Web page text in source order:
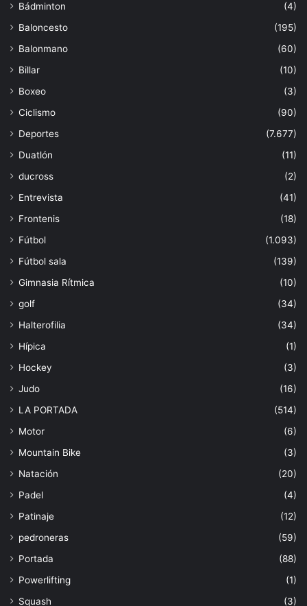
Bádminton
(4)
Baloncesto
(195)
Balonmano
(60)
Billar
(10)
Boxeo
(3)
Ciclismo
(90)
Deportes
(7.677)
Duatlón
(11)
ducross
(2)
Entrevista
(41)
Frontenis
(18)
Fútbol
(1.093)
Fútbol sala
(139)
Gimnasia Rítmica
(10)
golf
(34)
Halterofilia
(34)
Hípica
(1)
Hockey
(3)
Judo
(16)
LA PORTADA
(514)
Motor
(6)
Mountain Bike
(3)
Natación
(20)
Padel
(4)
Patinaje
(12)
pedroneras
(59)
Portada
(88)
Powerlifting
(1)
Squash
(3)